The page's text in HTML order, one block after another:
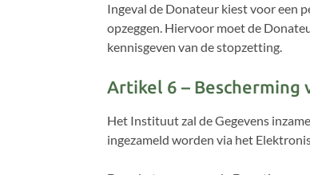
Ingeval de Donateur kiest voor een
opzeggen. Hiervoor moet de
kennisgeven van de stopzetting.
Artikel 6 – Bescherming
Het Instituut zal de Gegevens
ingezameld worden via het